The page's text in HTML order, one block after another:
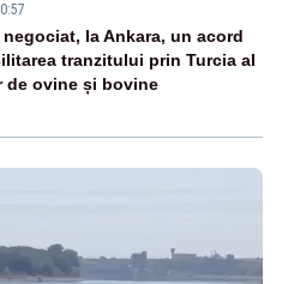
negociat, la Ankara, un acord
tranzitului prin Turcia al
de ovine și bovine